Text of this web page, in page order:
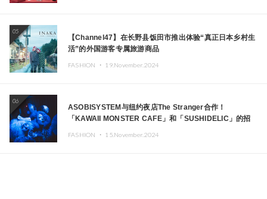
05
【Channel47】在长野县饭田市推出体验“真正日本乡村生
活”的外国游客专属旅游商品
FASHION ・ 19.November.2024
06
ASOBISYSTEM与纽约夜店The Stranger合作！
「KAWAII MONSTER CAFE」和「SUSHIDELIC」的招
FASHION ・ 15.November.2024